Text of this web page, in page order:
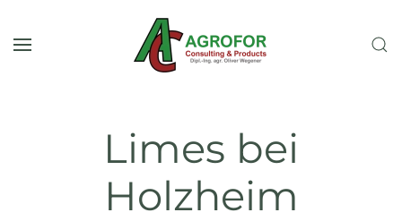
Skip to main content
Limes bei
Holzheim